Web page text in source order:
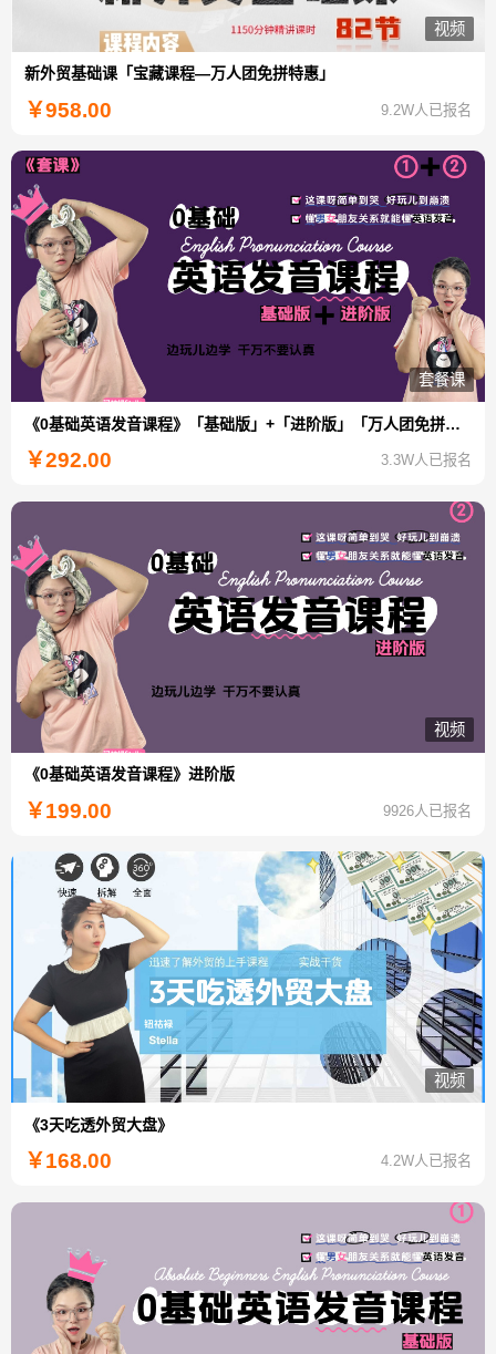
视频
新外贸基础课「宝藏课程—万人团免拼特惠」
￥958.00 9.2W人已报名
套餐课
《0基础英语发音课程》「基础版」+「进阶版」「万人团免拼特惠」
￥292.00 3.3W人已报名
视频
《0基础英语发音课程》进阶版
￥199.00 9926人已报名
视频
《3天吃透外贸大盘》
￥168.00 4.2W人已报名